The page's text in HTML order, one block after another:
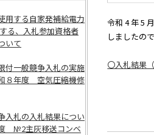
令和 4 年 5
しましたの
〇入札結果（
用する自家発補給電力
る、入札参加資格者
いて
付一般競争入札の実施
８年度 空気圧縮機修
入札の入札結果につい
№2主灰移送コンベ